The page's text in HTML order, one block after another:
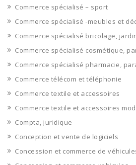
Commerce spécialisé – sport
Commerce spécialisé -meubles et
Commerce spécialisé bricolage,
Commerce spécialisé cosmétique,
Commerce spécialisé pharmacie,
Commerce télécom et téléphonie
Commerce textile et accessoires
Commerce textile et accessoires
Compta, juridique
Conception et vente de logiciels
Concession et commerce de